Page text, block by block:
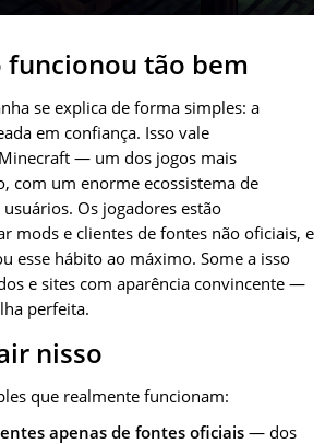
funcionou tão bem
se explica de forma simples: a
em confiança. Isso vale
— um dos jogos mais
com um enorme ecossistema de
Os jogadores estão
mods e clientes de fontes não oficiais, e
esse hábito ao máximo. Some a isso
e sites com aparência convincente —
perfeita.
nisso
que realmente funcionam:
apenas de fontes oficiais — dos